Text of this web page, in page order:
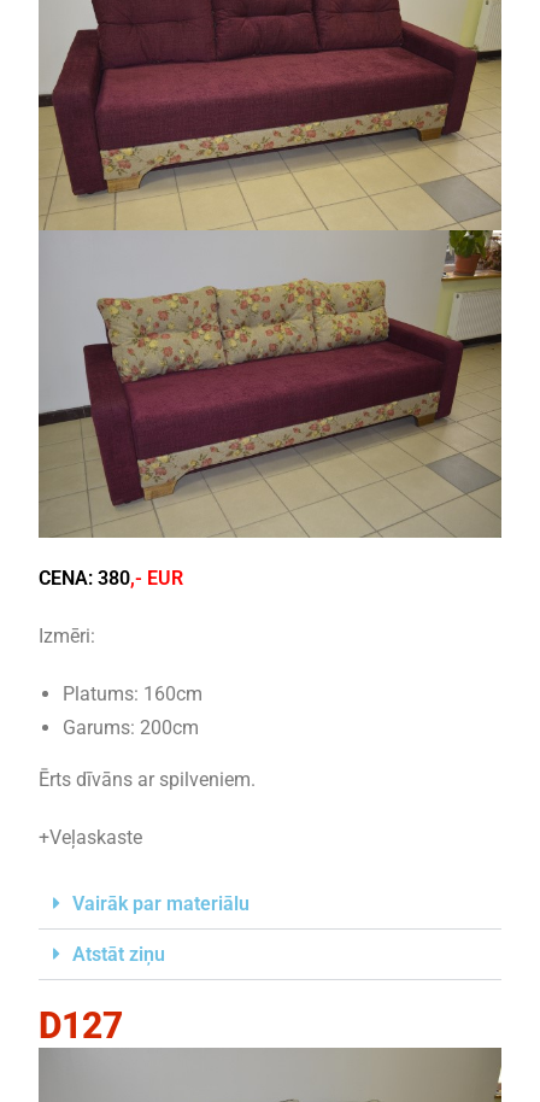
CENA: 380,- EUR
Izmēri:
Platums: 160cm
Garums: 200cm
Ērts dīvāns ar spilveniem.
+Veļaskaste
Vairāk par materiālu
Atstāt ziņu
D127